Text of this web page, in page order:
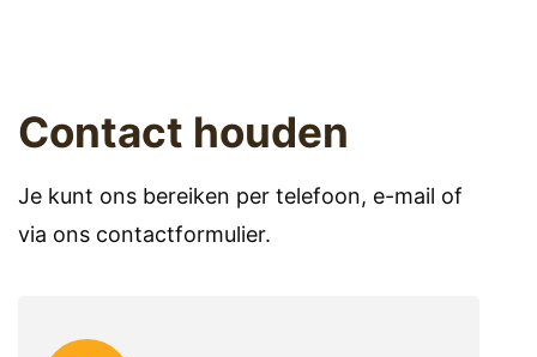
Contact houden
Je kunt ons bereiken per telefoon, e-mail of
via ons contactformulier.